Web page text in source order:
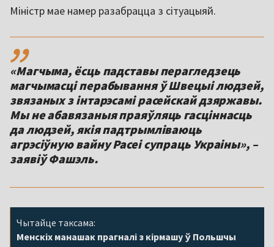
Міністр мае намер разабрацца з сітуацыяй.
,,
«Магчыма, ёсць падставы перагледзець
магчымасці перабывання ў Швецыі людзей,
звязаных з інтарэсамі расейскай дзяржавы.
Мы не абавязаныя праяўляць гасціннасць
да людзей, якія падтрымліваюць
агрэсіўную вайну Расеі супраць Украіны», –
заявіў Фашэль.
Чытайце таксама:
Менскіх манашак прагналі з кірмашу ў Польшчы